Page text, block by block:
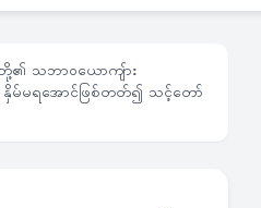
၏ သဘာဝယောကျ်ား
က နှိမ်မရအောင်ဖြစ်တတ်၍ သင့်တော်